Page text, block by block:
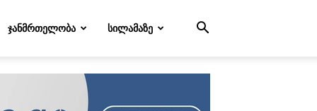
ᲯᲐᲜᲛᲠᲗᲔᲚᲝᲑᲐ ᲡᲘᲚᲐᲛᲐᲖᲔ